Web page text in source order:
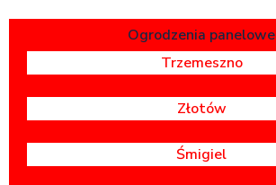
Ogrodzenia panelowe
Trzemeszno
Złotów
Śmigiel